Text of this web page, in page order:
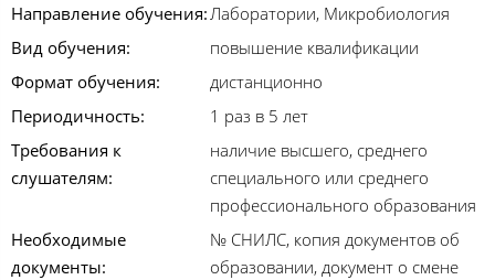
Направление обучения:Лаборатории, Микробиология
Вид обучения:
повышение квалификации
Формат обучения:
дистанционно
Периодичность:
1 раз в 5 лет
Требования к
слушателям:
наличие высшего, среднего
специального или среднего
профессионального образования
Необходимые
документы:
№ СНИЛС, копия документов об
образовании, документ о смене